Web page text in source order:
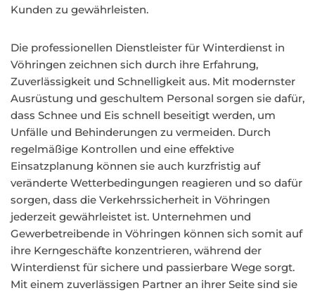
Kunden zu gewährleisten.
Die professionellen Dienstleister für Winterdienst in
Vöhringen zeichnen sich durch ihre Erfahrung,
Zuverlässigkeit und Schnelligkeit aus. Mit modernster
Ausrüstung und geschultem Personal sorgen sie dafür,
dass Schnee und Eis schnell beseitigt werden, um
Unfälle und Behinderungen zu vermeiden. Durch
regelmäßige Kontrollen und eine effektive
Einsatzplanung können sie auch kurzfristig auf
veränderte Wetterbedingungen reagieren und so dafür
sorgen, dass die Verkehrssicherheit in Vöhringen
jederzeit gewährleistet ist. Unternehmen und
Gewerbetreibende in Vöhringen können sich somit auf
ihre Kerngeschäfte konzentrieren, während der
Winterdienst für sichere und passierbare Wege sorgt.
Mit einem zuverlässigen Partner an ihrer Seite sind sie